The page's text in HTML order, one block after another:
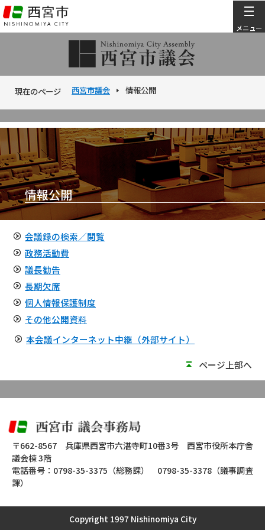
こ
の
ペ
の
頭
で
す
メニュー
現在のページ 西宮市議会 情報公開
文
こ
こ
か
ら
情報公開
会議録の検索／閲覧
政務活動費
議長勧告
長期欠席
個人情報保護制度
その他公開資料
本会議インターネット中継（外部サイト）
ページ上部へ
〒662-8567 兵庫県西宮市六湛寺町10番3号 西宮市役所本庁舎
議会棟 3階
電話番号： 0798-35-3375 （総務課） 0798-35-3378 （議事調査
課）
Copyright 1997 Nishinomiya City